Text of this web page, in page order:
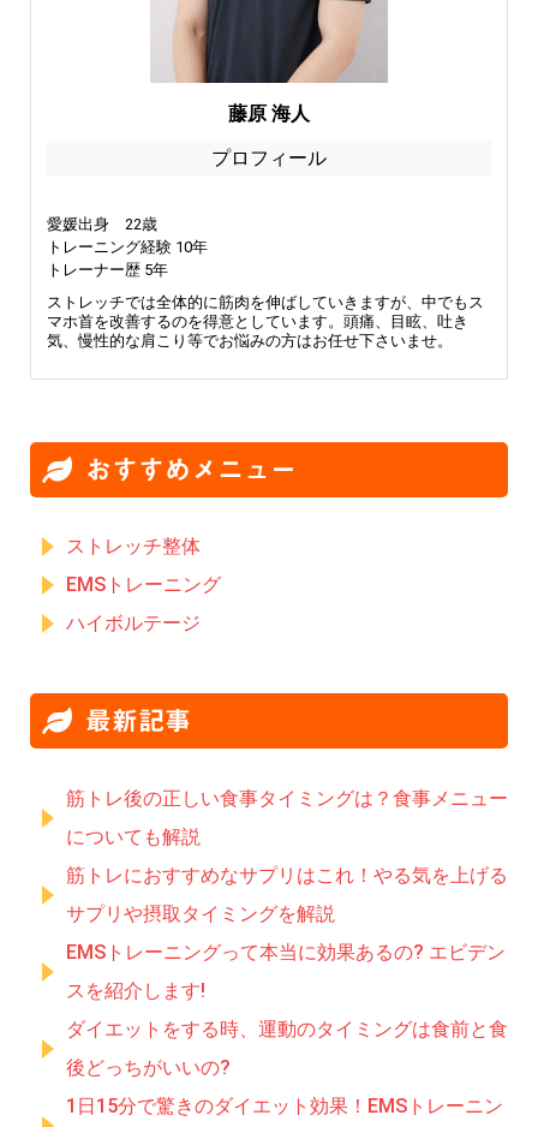
藤原 海人
プロフィール
愛媛出身 22歳
トレーニング経験 10年
トレーナー歴 5年
ストレッチでは全体的に筋肉を伸ばしていきますが、中でもス
マホ首を改善するのを得意としています。頭痛、目眩、吐き
気、慢性的な肩こり等でお悩みの方はお任せ下さいませ。
おすすめメニュー
ストレッチ整体
EMSトレーニング
ハイボルテージ
最新記事
筋トレ後の正しい食事タイミングは？食事メニュー
についても解説
筋トレにおすすめなサプリはこれ！やる気を上げる
サプリや摂取タイミングを解説
EMSトレーニングって本当に効果あるの? エビデン
スを紹介します!
ダイエットをする時、運動のタイミングは食前と食
後どっちがいいの?
1日15分で驚きのダイエット効果！EMSトレーニン